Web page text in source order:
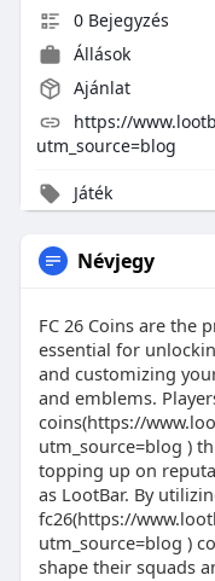
0 Bejegyzés
Állások
Ajánlat
https://
utm_source=blog
Játék
Névjegy
FC 26 Coins are the
essential for
and customizing
and emblems.
coins(https://
utm_source=blog )
topping up on
as LootBar. By
fc26(https://
utm_source=blog )
shape their squads